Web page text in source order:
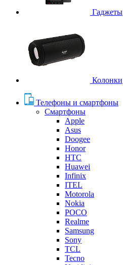
Гаджеты
Колонки
Телефоны и смартфоны
Смартфоны
Apple
Asus
Doogee
Honor
HTC
Huawei
Infinix
ITEL
Motorola
Nokia
POCO
Realme
Samsung
Sony
TCL
Tecno